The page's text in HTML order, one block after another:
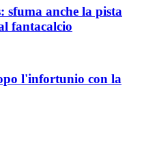
sfuma anche la pista
fantacalcio
l'infortunio con la